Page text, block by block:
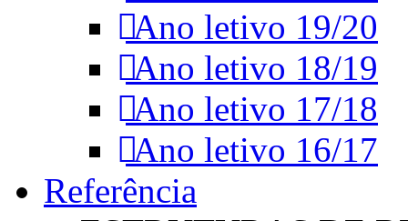
Ano letivo 19/20
Ano letivo 18/19
Ano letivo 17/18
Ano letivo 16/17
Referência